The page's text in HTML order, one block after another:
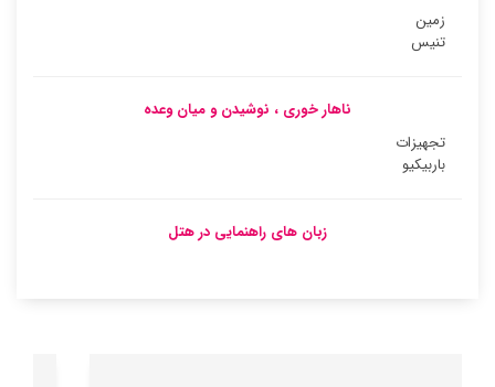
زمین
تنیس
ناهار خوری ، نوشیدن و میان وعده
تجهیزات
باربیکیو
زبان های راهنمایی در هتل